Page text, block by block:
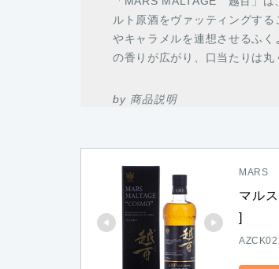
ルト原酒をヴァッティングする
やキャラメルを連想させるふ
の香りが広がり、口当たりは丸
by 商品説明
MARS
マル
]